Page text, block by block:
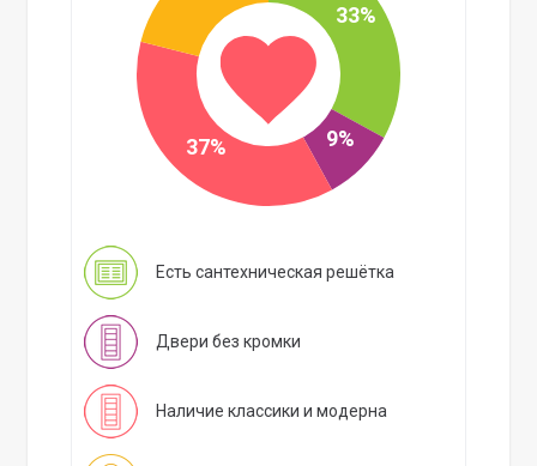
33%
9%
37%
Есть сантехническая решётка
Двери без кромки
Наличие классики и модерна